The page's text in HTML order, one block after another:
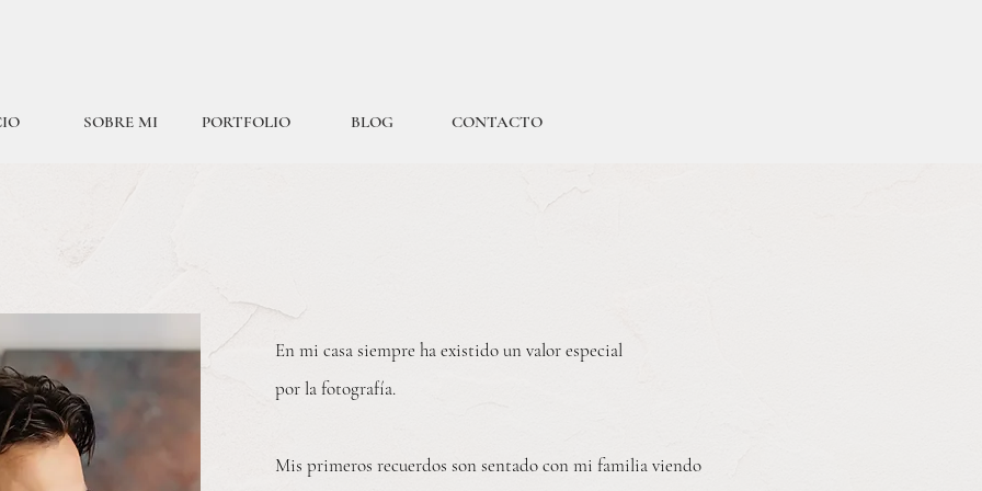
SOBRE MI PORTFOLIO BLOG CONTACTO
En mi casa siempre ha existidoun valor especial
por la fotografía.
Mis primeros recuerdos son sentado con mi familia viendo